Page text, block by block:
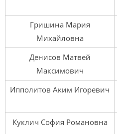
Гришина Мария
Михайловна
Денисов Матвей
Максимович
Ипполитов Аким Игоревич
Куклич София Романовна